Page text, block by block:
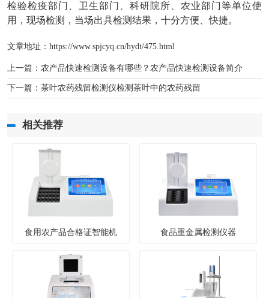
检验检疫部门、卫生部门、科研院所、农业部门等单位使
用，现场检测，当场出具检测结果，十分方便、快捷。
文章地址： https://www.spjcyq.cn/hydt/475.html
上一篇： 农产品快速检测设备有哪些？农产品快速检测设备简介
下一篇： 茶叶农药残留检测仪检测茶叶中的农药残留
相关推荐
食用农产品合格证智能机 食品重金属检测仪器